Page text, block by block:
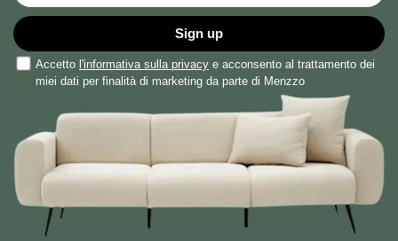
Sign up
Accetto l'informativa sulla privacy e acconsento al trattamento dei
miei dati per finalità di marketing da parte di Menzzo